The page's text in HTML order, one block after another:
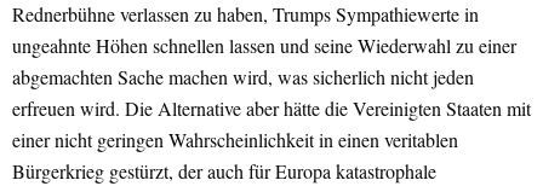
Rednerbühne verlassen zu haben, Trumps Sympathiewerte in
ungeahnte Höhen schnellen lassen und seine Wiederwahl zu einer
abgemachten Sache machen wird, was sicherlich nicht jeden
erfreuen wird. Die Alternative aber hätte die Vereinigten Staaten mit
einer nicht geringen Wahrscheinlichkeit in einen veritablen
Bürgerkrieg gestürzt, der auch für Europa katastrophale